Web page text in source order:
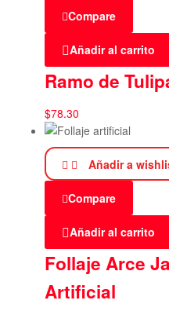
Compare
Añadir al carrito
Ramo de
$78.30
Añadir a
Compare
Añadir al carrito
Follaje Arce
Artificial